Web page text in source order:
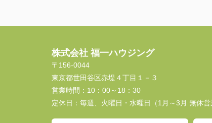
株式会社 福一ハウジング
〒156-0044
東京都世田谷区赤堤４丁目１－３
営業時間： 10：00～18：30
定休日： 毎週、火曜日・水曜日（1月～3月 無休営